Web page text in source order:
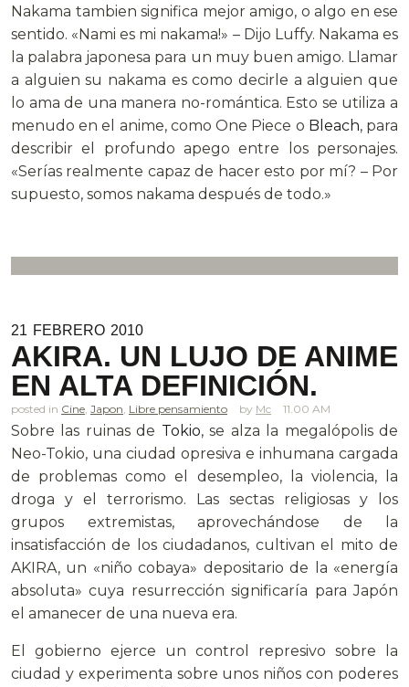
Nakama tambien significa mejor amigo, o algo en ese
sentido. «Nami es mi nakama!» – Dijo Luffy. Nakama es
la palabra japonesa para un muy buen amigo. Llamar
a alguien su nakama es como decirle a alguien que
lo ama de una manera no-romántica. Esto se utiliza a
menudo en el anime, como One Piece o Bleach, para
describir el profundo apego entre los personajes.
«Serías realmente capaz de hacer esto por mí? – Por
supuesto, somos nakama después de todo.»
21 FEBRERO 2010
AKIRA. UN LUJO DE ANIME
EN ALTA DEFINICIÓN.
posted in Cine, Japon, Libre pensamiento Mc 11.00 AM
Sobre las ruinas de Tokio, se alza la megalópolis de
Neo-Tokio, una ciudad opresiva e inhumana cargada
de problemas como el desempleo, la violencia, la
droga y el terrorismo. Las sectas religiosas y los
grupos extremistas, aprovechándose de la
insatisfacción de los ciudadanos, cultivan el mito de
AKIRA, un «niño cobaya» depositario de la «energía
absoluta» cuya resurrección significaría para Japón
el amanecer de una nueva era.
El gobierno ejerce un control represivo sobre la
ciudad y experimenta sobre unos niños con poderes